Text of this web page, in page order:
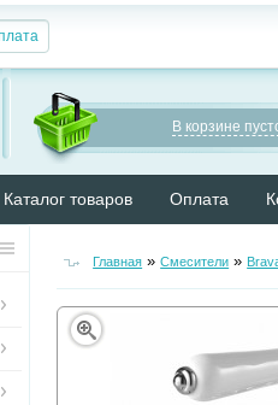
В корзине
Каталог товаров Оплата
Главная »Смесители »